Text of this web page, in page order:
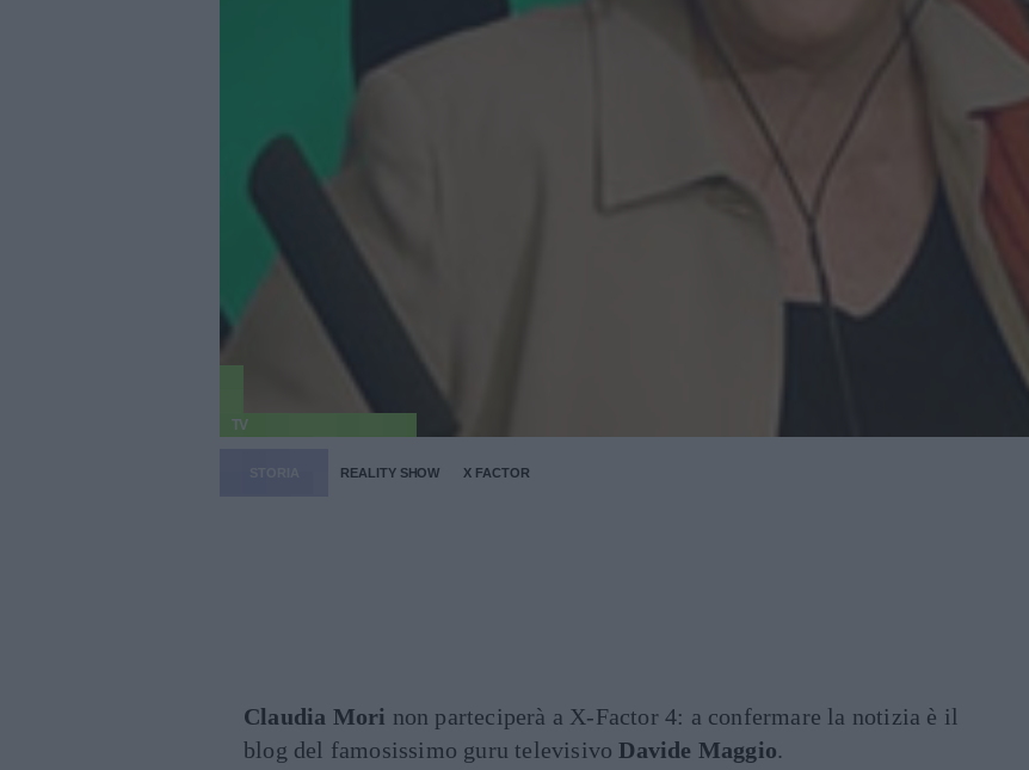
TV
REALITY SHOW X FACTOR
Claudia Mori non parteciperà a X-Factor 4: a confermare la notizia è il
blog del famosissimo guru televisivoDavide Maggio.